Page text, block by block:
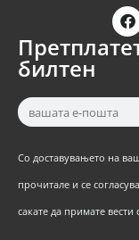
билтен
Со доставувањето на
прочитале и се
сакате да примате вести